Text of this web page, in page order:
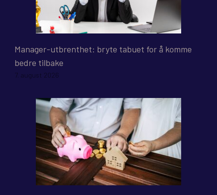
Manager-utbrenthet: bryte tabuet for å komme
bedre tilbake
7. august 2026